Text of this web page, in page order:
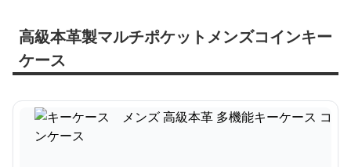
高級本革製マルチポケットメンズコインキー
ケース